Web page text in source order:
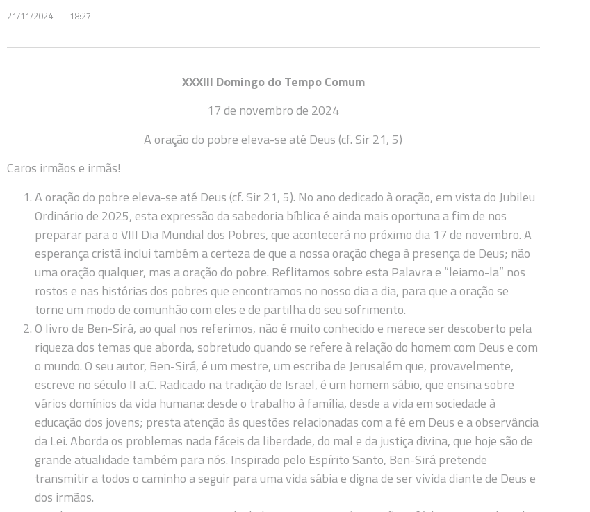
21/11/2024 18:27
XXXIII Domingo do Tempo Comum
17 de novembro de 2024
A oração do pobre eleva-se até Deus (cf. Sir 21, 5)
Caros irmãos e irmãs!
A oração do pobre eleva-se até Deus (cf. Sir 21, 5). No ano dedicado à oração, em vista do Jubileu
Ordinário de 2025, esta expressão da sabedoria bíblica é ainda mais oportuna a fim de nos
preparar para o VIII Dia Mundial dos Pobres, que acontecerá no próximo dia 17 de novembro. A
esperança cristã inclui também a certeza de que a nossa oração chega à presença de Deus; não
uma oração qualquer, mas a oração do pobre. Reflitamos sobre esta Palavra e “leiamo-la” nos
rostos e nas histórias dos pobres que encontramos no nosso dia a dia, para que a oração se
torne um modo de comunhão com eles e de partilha do seu sofrimento.
O livro de Ben-Sirá, ao qual nos referimos, não é muito conhecido e merece ser descoberto pela
riqueza dos temas que aborda, sobretudo quando se refere à relação do homem com Deus e com
o mundo. O seu autor, Ben-Sirá, é um mestre, um escriba de Jerusalém que, provavelmente,
escreve no século II a.C. Radicado na tradição de Israel, é um homem sábio, que ensina sobre
vários domínios da vida humana: desde o trabalho à família, desde a vida em sociedade à
educação dos jovens; presta atenção às questões relacionadas com a fé em Deus e a observância
da Lei. Aborda os problemas nada fáceis da liberdade, do mal e da justiça divina, que hoje são de
grande atualidade também para nós. Inspirado pelo Espírito Santo, Ben-Sirá pretende
transmitir a todos o caminho a seguir para uma vida sábia e digna de ser vivida diante de Deus e
dos irmãos.